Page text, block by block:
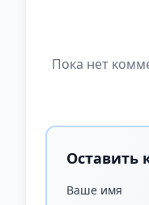
Пока нет
Оставить
Ваше имя